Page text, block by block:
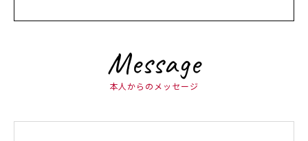
Message
本人からのメッセージ